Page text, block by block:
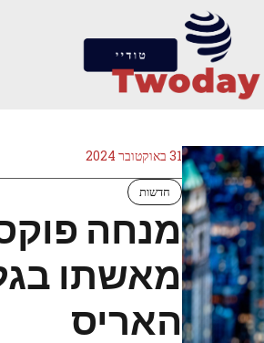
31 באוקטובר 2024
חדשות
מנחה
מאשתו
האריס